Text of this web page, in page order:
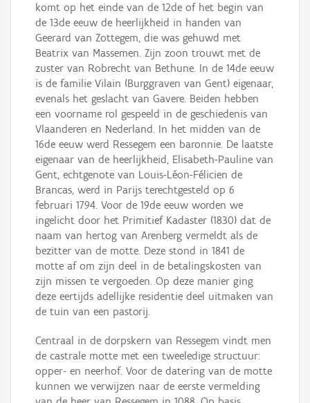
komt op het einde van de 12de of het begin van
de 13de eeuw de heerlijkheid in handen van
Geerard van Zottegem, die was gehuwd met
Beatrix van Massemen. Zijn zoon trouwt met de
zuster van Robrecht van Bethune. In de 14de eeuw
is de familie Vilain (Burggraven van Gent) eigenaar,
evenals het geslacht van Gavere. Beiden hebben
een voorname rol gespeeld in de geschiedenis van
Vlaanderen en Nederland. In het midden van de
16de eeuw werd Ressegem een baronnie. De laatste
eigenaar van de heerlijkheid, Elisabeth-Pauline van
Gent, echtgenote van Louis-Léon-Félicien de
Brancas, werd in Parijs terechtgesteld op 6
februari 1794. Voor de 19de eeuw worden we
ingelicht door het Primitief Kadaster (1830) dat de
naam van hertog van Arenberg vermeldt als de
bezitter van de motte. Deze stond in 1841 de
motte af om zijn deel in de betalingskosten van
zijn missen te vergoeden. Op deze manier ging
deze eertijds adellijke residentie deel uitmaken van
de tuin van een pastorij.
Centraal in de dorpskern van Ressegem vindt men
de castrale motte met een tweeledige structuur:
opper- en neerhof. Voor de datering van de motte
kunnen we verwijzen naar de eerste vermelding